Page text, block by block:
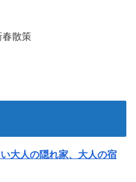
散策
大人の隠れ家、大人の宿